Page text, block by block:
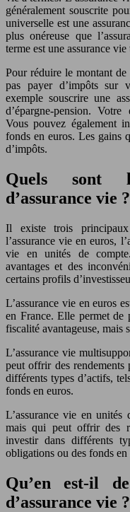
généralement souscrite
universelle est une
plus onéreuse que
terme est une assurance
Pour réduire le montant
pas payer d’impôts sur
exemple souscrire une
d’épargne-pension.
Vous pouvez également
fonds en euros. Les gains
d’impôts.
Quels sont
d’assurance vie ?
Il existe trois
l’assurance vie en euros,
vie en unités de
avantages et des
certains profils
L’assurance vie en euros
en France. Elle permet de
fiscalité avantageuse, mais
L’assurance vie
peut offrir des rendements
différents types d’actifs,
fonds en euros.
L’assurance vie en unités
mais qui peut offrir des
investir dans différents
obligations ou des fonds en
Qu’en est-il
d’assurance vie ?